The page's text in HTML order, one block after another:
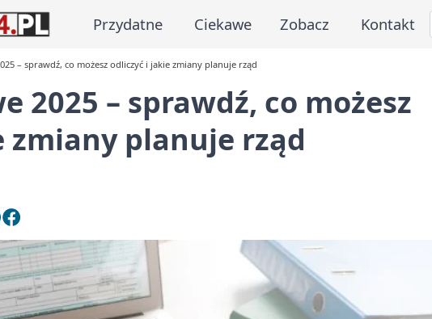
Przydatne Ciekawe Zobacz Kontakt
– sprawdź, co możesz odliczyć i jakie zmiany planuje rząd
2025 – sprawdź, co możesz
zmiany planuje rząd